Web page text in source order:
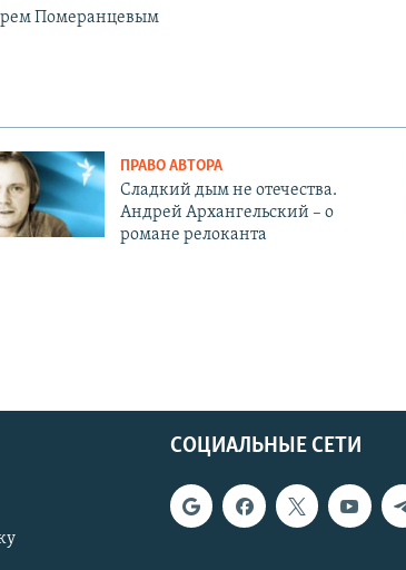
Померанцевым
ПРАВО АВТОРА
Сладкий дым не отечества.
Андрей Архангельский – о
романе релоканта
СОЦИАЛЬНЫЕ СЕТИ